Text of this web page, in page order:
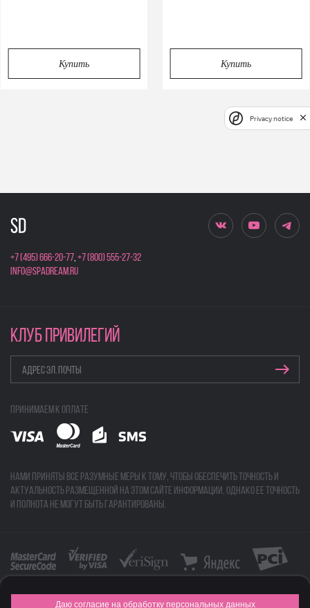
Купить Купить
+7 (495) 666-20-77,+7 (800) 555-27-32
info@spadream.ru
КЛУБ ПРИВИЛЕГИЙ
Принимаем к оплате
Нами приняты все разумные меры к тому, чтобы обеспечить точность и
актуальность размещенной на этом сайте информации, однако ее точность
и полнота не могут быть гарантированы.
Privacy notice
Даю согласие на обработку персональных данных